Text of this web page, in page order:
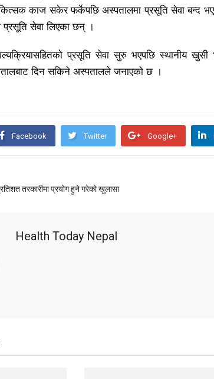
काज सकेर फर्केपछि अस्पतालमा प्रसूति सेवा बन्द
सेवा लिएका छन् ।
प्रसूति सेवा सुरु भएपछि स्थानीय
दिन सकिने अस्पतालले जनाएको छ ।
Facebook Twitter Google+
तरकारीमा प्रयोग हुने गरेको खुलासा
Health Today Nepal